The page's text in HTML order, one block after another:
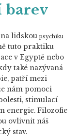
barev
lidskou psychiku
tuto praktiku
v Egyptě nebo
také nazývaná
patří mezi
nám pomoci
stimulací
energie. Filozofie
ovlivnit náš
stav.